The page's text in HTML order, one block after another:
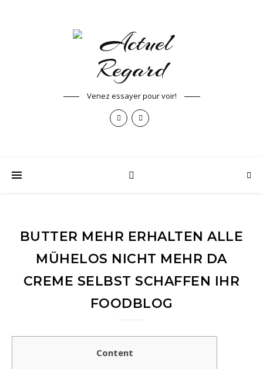
Venez essayer pour voir!
BUTTER MEHR ERHALTEN ALLE
MÜHELOS NICHT MEHR DA
CREME SELBST SCHAFFEN IHR
FOODBLOG
Content